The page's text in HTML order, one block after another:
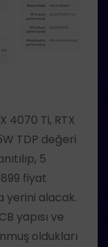
4070 Ti, RTX
TDP değeri
5
fiyat
yerini alacak.
yapısı ve
oldukları